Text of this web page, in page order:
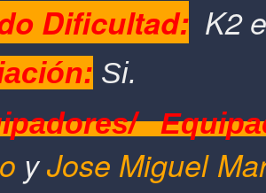
Dificultad: K2
Si.
yJose Miguel